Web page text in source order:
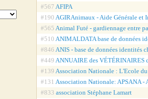
#567 AFIPA
#190 AGIRAnimaux - Aide Générale et
#565 Animal Futé - gardiennage entre
#510 ANIMALDATA base de données
#846 ANIS - base de données identités
#449 ANNUAIRE des VÉTÉRINAIRES
#139 Association Nationale : L'Ecole
#131 Association Nationale: APSANA -
#833 association Stéphane Lamart